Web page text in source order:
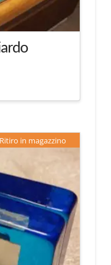
Ritiro in magazzino